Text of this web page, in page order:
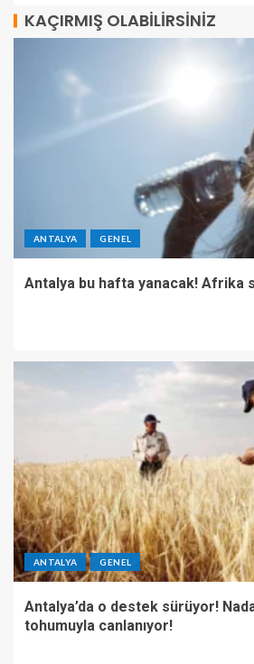
KAÇIRMIŞ OLABILIRSINIZ
ANTALYA GENEL
Antalya bu hafta yanacak! Afrika
ANTALYA GENEL
Antalya’da o destek sürüyor!
tohumuyla canlanıyor!